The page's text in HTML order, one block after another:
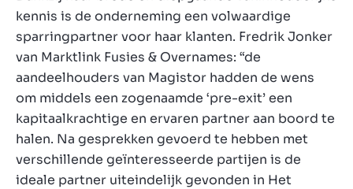
kennis is de onderneming een volwaardige
sparringpartner voor haar klanten. Fredrik Jonker
van Marktlink Fusies & Overnames: “de
aandeelhouders van Magistor hadden de wens
om middels een zogenaamde ‘pre-exit’ een
kapitaalkrachtige en ervaren partner aan boord te
halen. Na gesprekken gevoerd te hebben met
verschillende geïnteresseerde partijen is de
ideale partner uiteindelijk gevonden in Het